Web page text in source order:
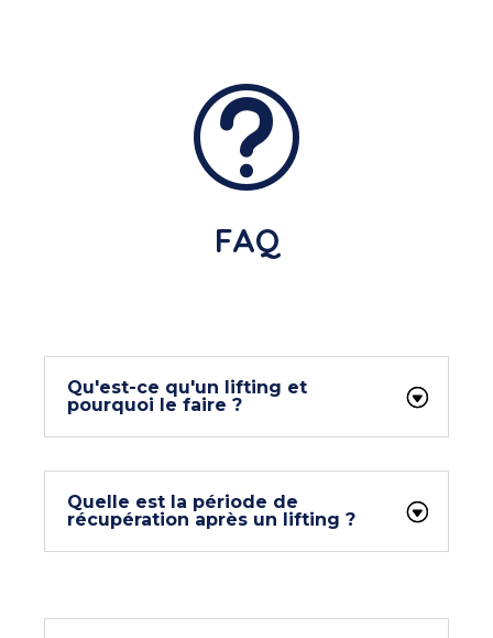
t
FAQ
Qu'est-ce qu'un lifting et
pourquoi le faire ?
Quelle est la période de
récupération après un lifting ?